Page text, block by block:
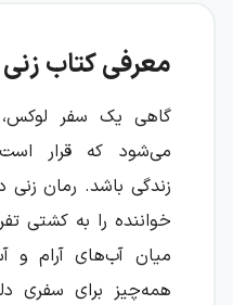
معرفی کتاب زنی
گاهی یک سفر
می‌شود که قرار
خواننده را به کشتی
میان آب‌های آرام و
همه‌چیز برای سفری